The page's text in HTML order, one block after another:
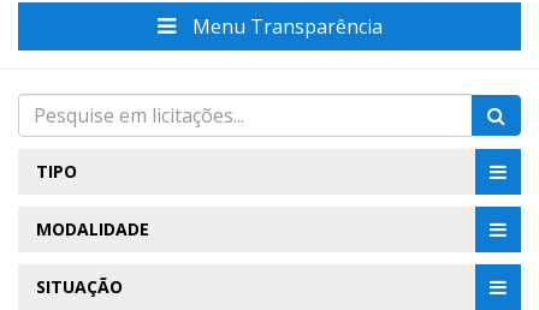
Menu Transparência
TIPO
MODALIDADE
SITUAÇÃO